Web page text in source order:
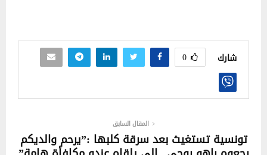
شارك 0
المقال السابق
تونسية تستغيث بعد سرقة كلبها :”يرحم والديكم